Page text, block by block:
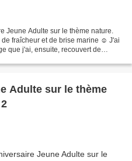
Jeune Adulte sur le thème nature.
fraîcheur et de brise marine ☺ J'ai
que j'ai, ensuite, recouvert de
Adulte sur le thème